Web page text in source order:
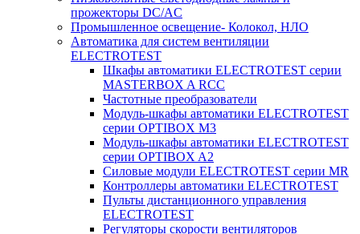
прожекторы DC/AC
Промышленное освещение- Колокол, НЛО
Автоматика для систем вентиляции
ELECTROTEST
Шкафы автоматики ELECTROTEST серии
MASTERBOX A RCC
Частотные преобразователи
Модуль-шкафы автоматики ELECTROTEST
серии OPTIBOX M3
Модуль-шкафы автоматики ELECTROTEST
серии OPTIBOX A2
Силовые модули ELECTROTEST серии MR
Контроллеры автоматики ELECTROTEST
Пульты дистанционного управления
ELECTROTEST
Регуляторы скорости вентиляторов